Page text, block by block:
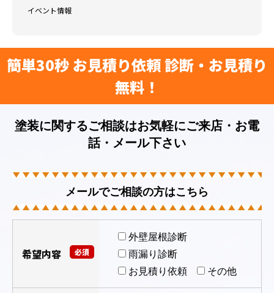
イベント情報
簡単30秒 お見積り依頼 診断・お見積り
無料！
塗装に関するご相談はお気軽にご来店・お電
話・メール下さい
メールでご相談の方はこちら
必須
希望内容
外壁屋根診断
雨漏り診断
お見積り依頼
その他